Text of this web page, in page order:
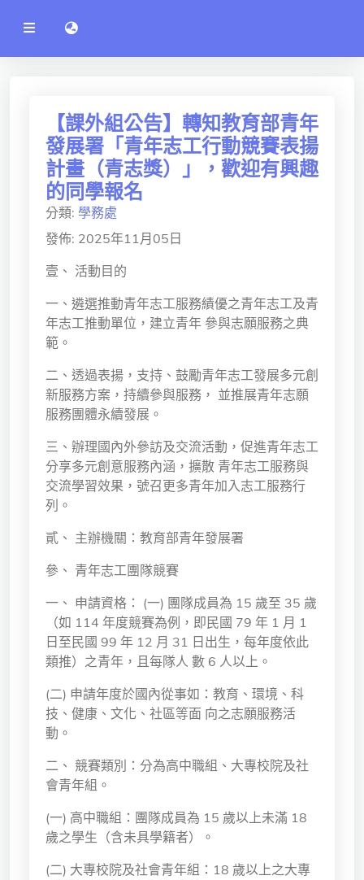
公
告
系
工程學院
資訊學院
管理學院
人文社社會學院
電機通訊學院
醫護學院
研究中心
通識教學部
獨立學術單位
語言切換 language switch
【課外組公告】轉知教育部青年
發展署「青年志工行動競賽表揚
計畫（青志獎）」，歡迎有興趣
的同學報名
分類: 學務處
發佈: 2025年11月05日
壹、 活動目的
一、遴選推動青年志工服務績優之青年志工及青
年志工推動單位，建立青年 參與志願服務之典
範。
二、透過表揚，支持、鼓勵青年志工發展多元創
新服務方案，持續參與服務， 並推展青年志願
服務團體永續發展。
三、辦理國內外參訪及交流活動，促進青年志工
分享多元創意服務內涵，擴散 青年志工服務與
交流學習效果，號召更多青年加入志工服務行
列。
貳、 主辦機關：教育部青年發展署
參、 青年志工團隊競賽
一、 申請資格： (一) 團隊成員為 15 歲至 35 歲
（如 114 年度競賽為例，即民國 79 年 1 月 1
日至民國 99 年 12 月 31 日出生，每年度依此
類推）之青年，且每隊人 數 6 人以上。
(二) 申請年度於國內從事如：教育、環境、科
技、健康、文化、社區等面 向之志願服務活
動。
二、 競賽類別：分為高中職組、大專校院及社
會青年組。
(一) 高中職組：團隊成員為 15 歲以上未滿 18
歲之學生（含未具學籍者）。
(二) 大專校院及社會青年組：18 歲以上之大專